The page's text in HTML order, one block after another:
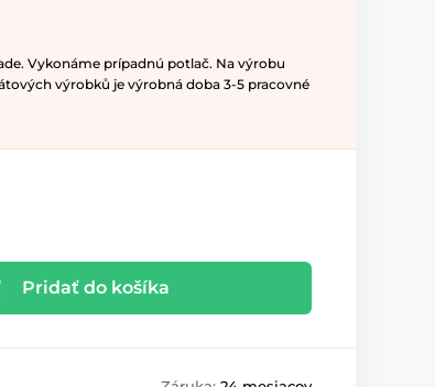
Vykonáme prípadnú potlač. Na výrobu
výrobků je výrobná doba 3-5 pracovné
Pridať do košíka